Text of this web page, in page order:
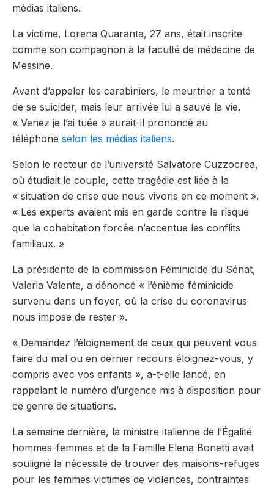
médias italiens.
La victime, Lorena Quaranta, 27 ans, était inscrite
comme son compagnon à la faculté de médecine de
Messine.
Avant d’appeler les carabiniers, le meurtrier a tenté
de se suicider, mais leur arrivée lui a sauvé la vie.
« Venez je l’ai tuée » aurait-il prononcé au
téléphone selon les médias italiens.
Selon le recteur de l’université Salvatore Cuzzocrea,
où étudiait le couple, cette tragédie est liée à la
« situation de crise que nous vivons en ce moment ».
« Les experts avaient mis en garde contre le risque
que la cohabitation forcée n’accentue les conflits
familiaux. »
La présidente de la commission Féminicide du Sénat,
Valeria Valente, a dénoncé « l’énième féminicide
survenu dans un foyer, où la crise du coronavirus
nous impose de rester ».
« Demandez l’éloignement de ceux qui peuvent vous
faire du mal ou en dernier recours éloignez-vous, y
compris avec vos enfants », a-t-elle lancé, en
rappelant le numéro d’urgence mis à disposition pour
ce genre de situations.
La semaine dernière, la ministre italienne de l’Égalité
hommes-femmes et de la Famille Elena Bonetti avait
souligné la nécessité de trouver des maisons-refuges
pour les femmes victimes de violences, contraintes